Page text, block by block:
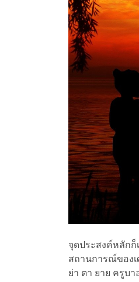
จุดประสงค์หลักก็
สถานการณ์ของ
ย่า ตา ยาย ครูบ